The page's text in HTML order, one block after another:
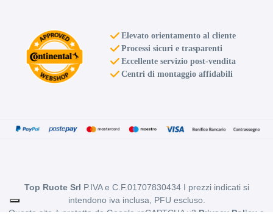
Elevato orientamento al cliente
Processi sicuri e trasparenti
Eccellente servizio post-vendita
Centri di montaggio affidabili
Top Ruote Srl P.IVA e C.F.01707830434 I prezzi indicati si
intendono iva inclusa, PFU escluso.